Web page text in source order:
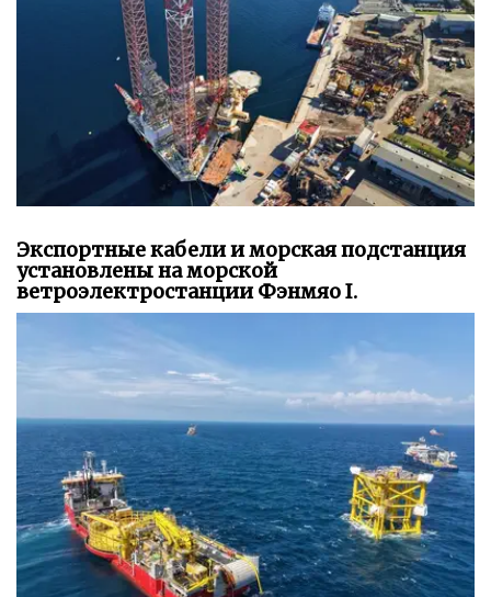
Экспортные кабели и морская подстанция
установлены на морской
ветроэлектростанции Фэнмяо I.